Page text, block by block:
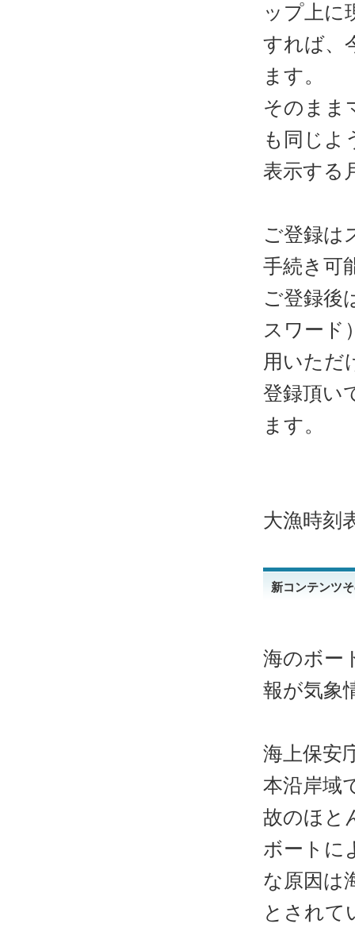
ップ上に
すれば、
ます。
そのまま
も同じよ
表示する
ご登録は
手続き可
ご登録後
スワード
用いただ
登録頂い
ます。
大漁時刻
新コンテンツ
海のボー
報が気象
海上保安
本沿岸域
故のほと
ボートに
な原因は
とされて